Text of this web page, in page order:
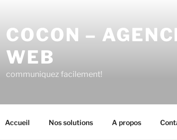
COCON –
WEB
communiquez facilement!
Accueil Nos solutions A propos